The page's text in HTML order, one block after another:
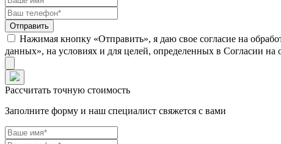
Нажимая кнопку «Отправить», я даю свое согласие на
данных», на условиях и для целей, определенных в Согласии
Рассчитать точную стоимость
Заполните форму и наш специалист свяжется с вами